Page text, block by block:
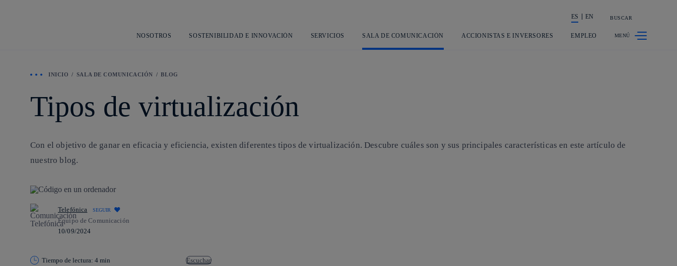
principal
La acción en accionistas e inversores
ES EN BUSCAR
NOSOTROS SOSTENIBILIDAD E INNOVACIÓN SERVICIOS SALA DE COMUNICACIÓN ACCIONISTAS E INVERSORES EMPLEO
INICIO SALA DE COMUNICACIÓN BLOG
Tipos de virtualización
Con el objetivo de ganar en eficacia y eficiencia, existen diferentes tipos de virtualización. Descubre cuáles son y sus principales características en este artículo de
nuestro blog.
Telefónica SEGUIR
Equipo de Comunicación
10/09/2024
Tiempo de lectura: 4 min Escuchar